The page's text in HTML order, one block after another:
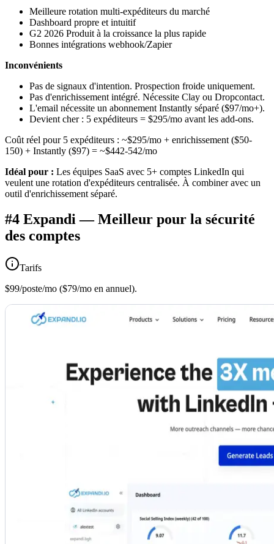
Meilleure rotation multi-expéditeurs du marché
Dashboard propre et intuitif
G2 2026 Produit à la croissance la plus rapide
Bonnes intégrations webhook/Zapier
Inconvénients
Pas de signaux d'intention. Prospection froide uniquement.
Pas d'enrichissement intégré. Nécessite Clay ou Dropcontact.
L'email nécessite un abonnement Instantly séparé ($97/mo+).
Devient cher : 5 expéditeurs = $295/mo avant les add-ons.
Coût réel pour 5 expéditeurs : ~$295/mo + enrichissement ($50-
150) + Instantly ($97) = ~$442-542/mo
Idéal pour : Les équipes SaaS avec 5+ comptes LinkedIn qui
veulent une rotation d'expéditeurs centralisée. À combiner avec un
outil d'enrichissement séparé.
#4 Expandi — Meilleur pour la sécurité
des comptes
Tarifs
$99/poste/mo ($79/mo en annuel).